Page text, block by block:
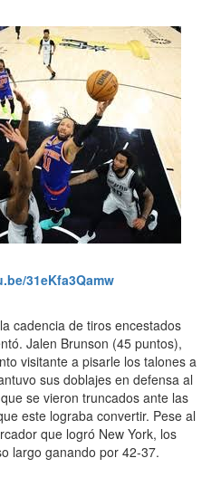
31eKfa3Qamw
cadencia de tiros encestados
Jalen Brunson (45 puntos),
visitante a pisarle los talones a
sus doblajes en defensa al
se vieron truncados ante las
este lograba convertir. Pese al
que logró New York, los
largo ganando por 42-37.